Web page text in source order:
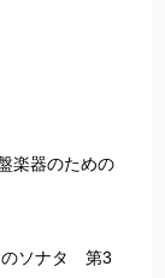
楽器のための
のソナタ 第3